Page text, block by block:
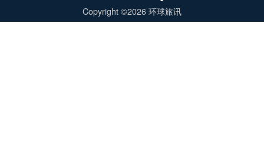
Copyright ©2026 环球旅讯